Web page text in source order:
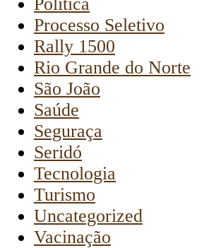
Processo Seletivo
Rally 1500
Rio Grande do Norte
São João
Saúde
Seguraça
Seridó
Tecnologia
Turismo
Uncategorized
Vacinação